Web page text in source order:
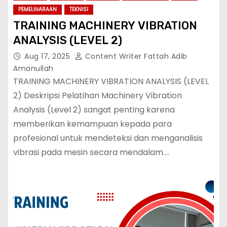
PEMELIHARAAN
TEKNISI
TRAINING MACHINERY VIBRATION
ANALYSIS (LEVEL 2)
Aug 17, 2025
Content Writer Fattah Adib
Amanullah
TRAINING MACHINERY VIBRATION ANALYSIS (LEVEL
2) Deskripsi Pelatihan Machinery Vibration
Analysis (Level 2) sangat penting karena
memberikan kemampuan kepada para
profesional untuk mendeteksi dan menganalisis
vibrasi pada mesin secara mendalam.…